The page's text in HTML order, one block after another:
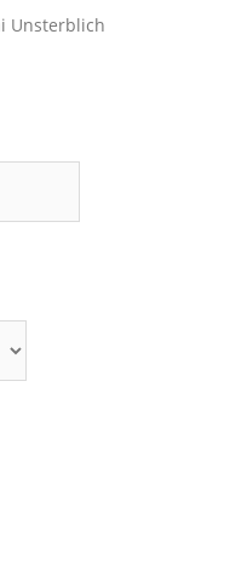
Unsterblich